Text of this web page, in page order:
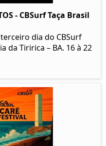
- CBSurf Taça Brasil
dia do CBSurf
da Tiririca – BA. 16 à 22